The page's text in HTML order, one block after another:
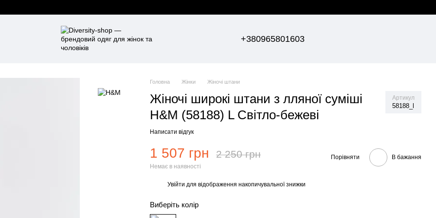
+380965801603
Головна Жінки Жіночі штани
Жіночі широкі штани з лляної суміші
Н&М (58188) L Світло-бежеві
Артикул
58188_l
Написати відгук
1 507 грн 2 250 грн
Немає в наявності
Порівняти В бажання
Увійти для відображення накопичувальної знижки
Виберіть колір